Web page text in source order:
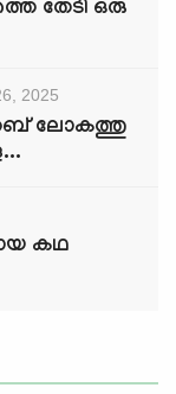
തേടി ഒരു
2025
ലോകത്തു
കഥ